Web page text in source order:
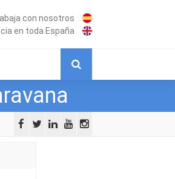
con nosotros
en toda España